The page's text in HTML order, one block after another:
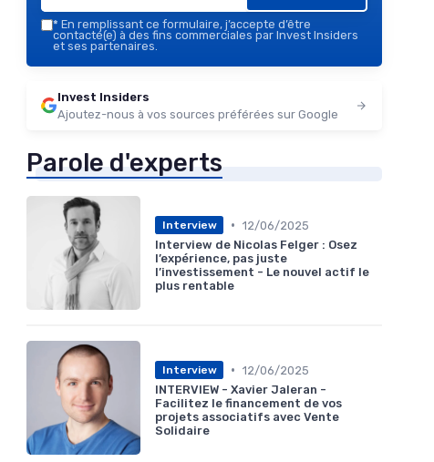
* En remplissant ce formulaire, j’accepte d’être
contacté(e) à des fins commerciales par Invest Insiders
et ses partenaires.
Invest Insiders
Ajoutez-nous à vos sources préférées sur Google
Parole d'experts
Interview • 12/06/2025
Interview de Nicolas Felger : Osez
l’expérience, pas juste
l’investissement - Le nouvel actif le
plus rentable
Interview • 12/06/2025
INTERVIEW - Xavier Jaleran -
Facilitez le financement de vos
projets associatifs avec Vente
Solidaire